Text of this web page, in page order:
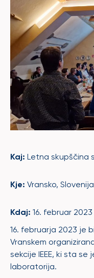
Kaj: Letna skupščina
Kje: Vransko, Slovenija
Kdaj: 16. februar 2023
16. februarja 2023 je
Vranskem
sekcije IEEE, ki sta se
laboratorija.